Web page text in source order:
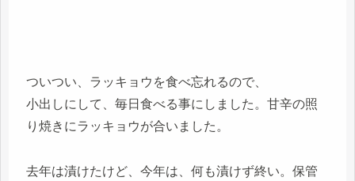
ついつい、ラッキョウを食べ忘れるので、
小出しにして、毎日食べる事にしました。甘辛の照
り焼きにラッキョウが合いました。
去年は漬けたけど、今年は、何も漬けず終い。保管